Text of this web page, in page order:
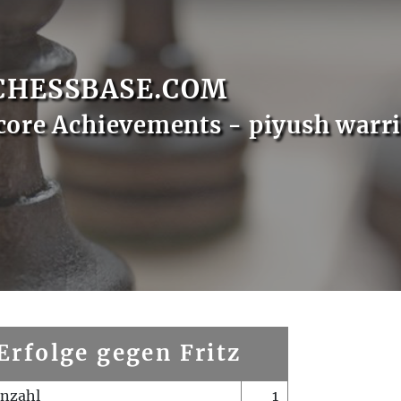
Achievements - piyush
gegen Fritz
1